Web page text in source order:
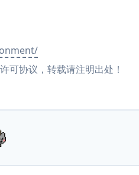
许可协议，转载请注明出处！